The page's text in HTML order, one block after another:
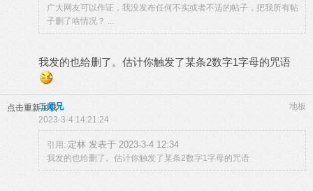
广大网友可以作证，我没发布任何不实或者不适的帖子，把我所有帖
子删了啥情况？ ...
我发的也给删了。估计你触发了某条2数字1字母的咒语
点击重新加载 地板
二师兄
2023-3-4 14:21:24
引用: 定林 发表于 2023-3-4 12:34
我发的也给删了。估计你触发了某条2数字1字母的咒语